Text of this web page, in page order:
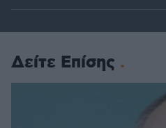
Δείτε Επίσης